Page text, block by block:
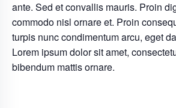
ante. Sed et convallis mauris. Proin
commodo nisl ornare et. Proin
turpis nunc condimentum arcu, eget
Lorem ipsum dolor sit amet,
bibendum mattis ornare.